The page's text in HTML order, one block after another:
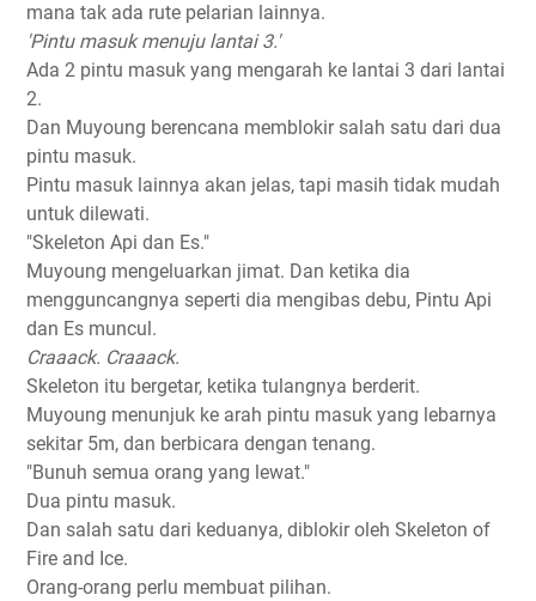
mana tak ada rute pelarian lainnya.
'Pintu masuk menuju lantai 3.'
Ada 2 pintu masuk yang mengarah ke lantai 3 dari lantai
2.
Dan Muyoung berencana memblokir salah satu dari dua
pintu masuk.
Pintu masuk lainnya akan jelas, tapi masih tidak mudah
untuk dilewati.
"Skeleton Api dan Es."
Muyoung mengeluarkan jimat. Dan ketika dia
mengguncangnya seperti dia mengibas debu, Pintu Api
dan Es muncul.
Craaack. Craaack.
Skeleton itu bergetar, ketika tulangnya berderit.
Muyoung menunjuk ke arah pintu masuk yang lebarnya
sekitar 5m, dan berbicara dengan tenang.
"Bunuh semua orang yang lewat."
Dua pintu masuk.
Dan salah satu dari keduanya, diblokir oleh Skeleton of
Fire and Ice.
Orang-orang perlu membuat pilihan.